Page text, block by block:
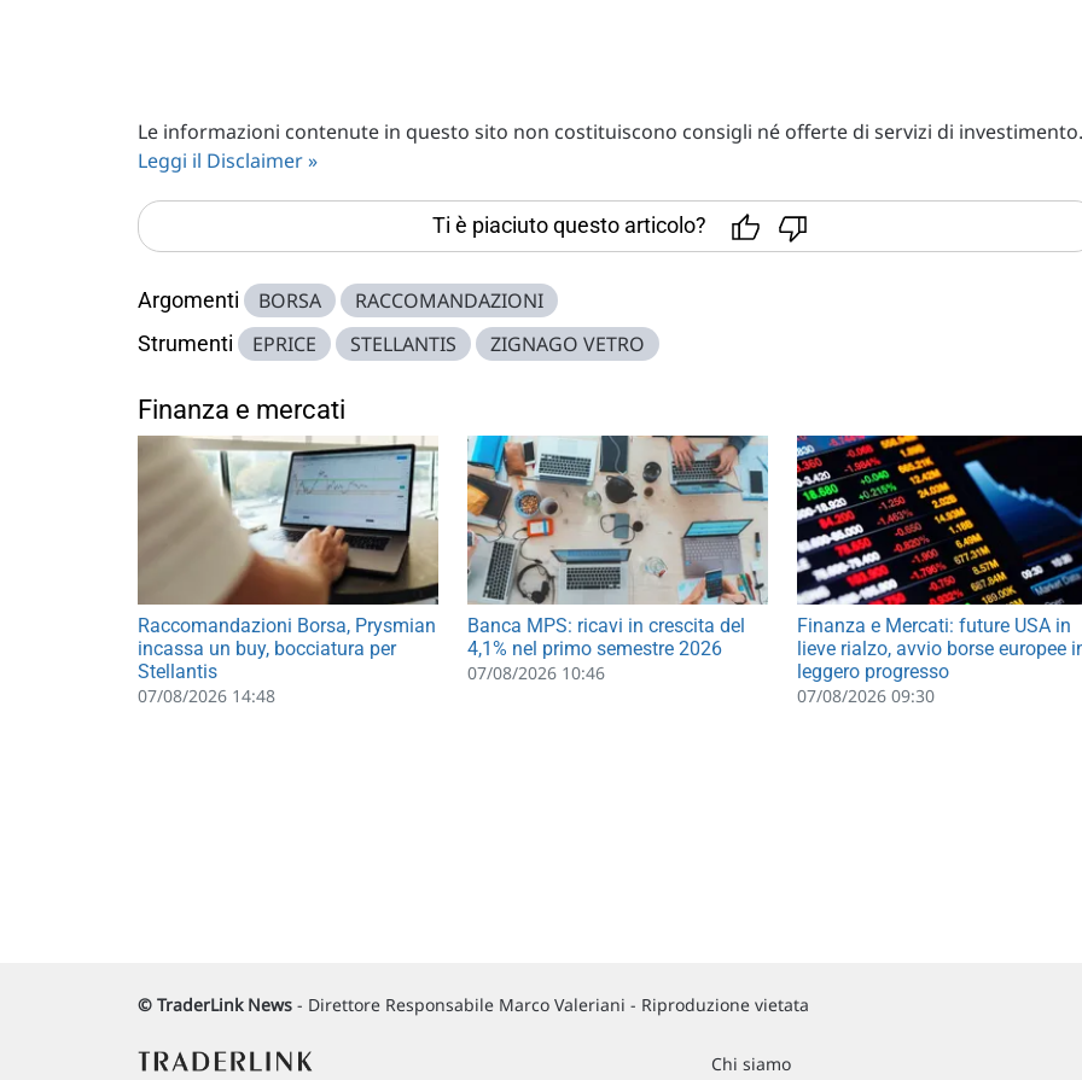
Le informazioni contenute in questo sito non costituiscono consigli né offerte di servizi di investimento.
Leggi il Disclaimer »
Ti è piaciuto questo articolo?
Argomenti BORSA RACCOMANDAZIONI
Strumenti EPRICE STELLANTIS ZIGNAGO VETRO
Finanza e mercati
Raccomandazioni Borsa, Prysmian
incassa un buy, bocciatura per
Stellantis
07/08/2026 14:48
Banca MPS: ricavi in crescita del
4,1% nel primo semestre 2026
07/08/2026 10:46
Finanza e Mercati: future USA in
lieve rialzo, avvio borse europee
leggero progresso
07/08/2026 09:30
© TraderLink News - Direttore Responsabile Marco Valeriani - Riproduzione vietata
Chi siamo